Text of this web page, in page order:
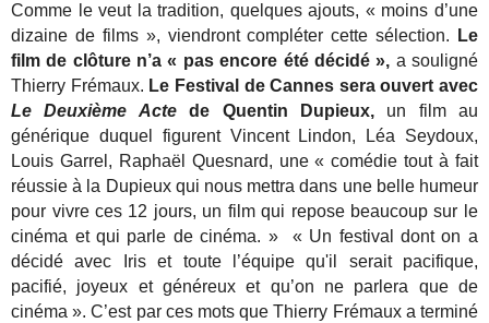
Comme le veut la tradition, quelques ajouts, « moins d’une
dizaine de films », viendront compléter cette sélection.
Le
film de clôture n’a « pas encore été décidé », a souligné
Thierry Frémaux. Le Festival de Cannes sera ouvert avec
Le Deuxième Actede Quentin Dupieux,un film au
générique duquel figurent Vincent Lindon, Léa Seydoux,
Louis Garrel, Raphaël Quesnard, une « comédie tout à fait
réussie à la Dupieux qui nous mettra dans une belle humeur
pour vivre ces 12 jours, un film qui repose beaucoup sur le
cinéma et qui parle de cinéma. » « Un festival dont on a
décidé avec Iris et toute l’équipe qu'il serait pacifique,
pacifié, joyeux et généreux et qu’on ne parlera que de
cinéma ». C’est par ces mots que Thierry Frémaux a terminé